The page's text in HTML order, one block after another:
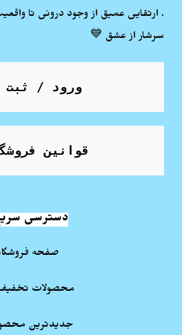
. ارتقایی عمیق از وجود درونی تا
سرشار از عشق 💙
ورود / ثبت
قوانین
دسترسی
صفحه
محصولات
جدیدترین